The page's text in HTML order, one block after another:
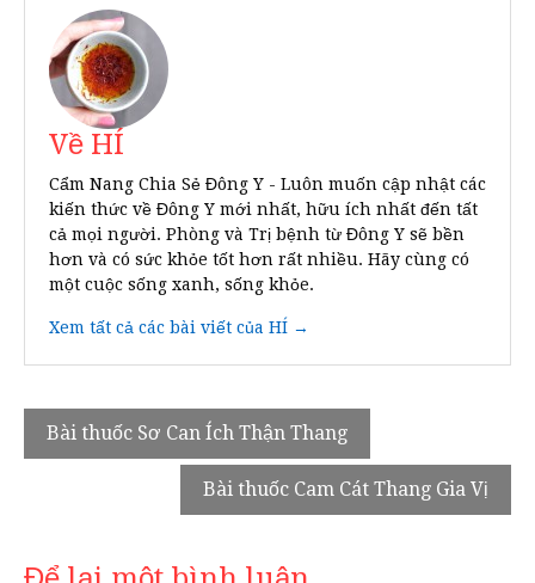
Về HÍ
Cẩm Nang Chia Sẻ Đông Y - Luôn muốn cập nhật các
kiến thức về Đông Y mới nhất, hữu ích nhất đến tất
cả mọi người. Phòng và Trị bệnh từ Đông Y sẽ bền
hơn và có sức khỏe tốt hơn rất nhiều. Hãy cùng có
một cuộc sống xanh, sống khỏe.
Xem tất cả các bài viết của HÍ →
Điều
hướng
Bài thuốc Sơ Can Ích Thận Thang
Bài thuốc Cam Cát Thang Gia Vị